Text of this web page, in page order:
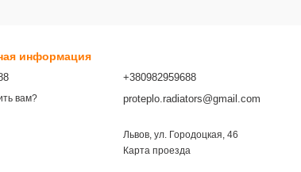
информация
вам?
+380982959688
proteplo.radiators@gmail.com
Львов, ул. Городоцкая, 46
Карта проезда